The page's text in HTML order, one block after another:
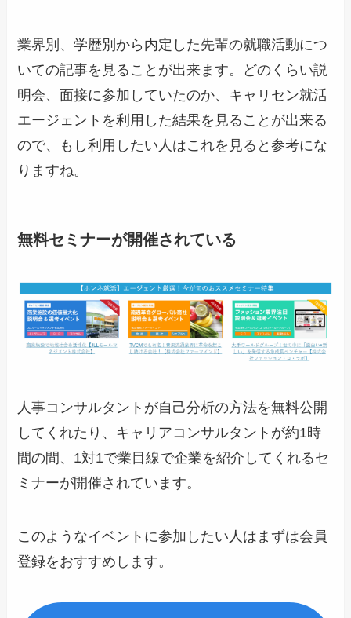
業界別、学歴別から内定した先輩の就職活動につ
いての記事を見ることが出来ます。どのくらい説
明会、面接に参加していたのか、キャリセン就活
エージェントを利用した結果を見ることが出来る
ので、もし利用したい人はこれを見ると参考にな
りますね。
無料セミナーが開催されている
人事コンサルタントが自己分析の方法を無料公開
してくれたり、キャリアコンサルタントが約1時
間の間、1対1で業目線で企業を紹介してくれるセ
ミナーが開催されています。
このようなイベントに参加したい人はまずは会員
登録をおすすめします。